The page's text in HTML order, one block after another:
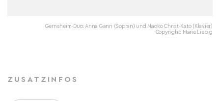
Gernsheim-Duo: Anna Gann (Sopran) und Naoko Christ-Kato (Klavier)
Copyright: Marie Liebig
ZUSATZINFOS